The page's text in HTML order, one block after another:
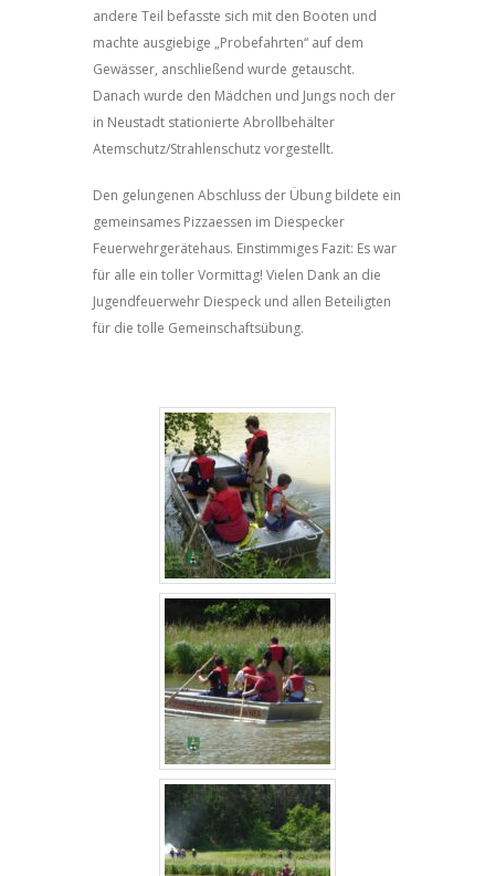
andere Teil befasste sich mit den Booten und
machte ausgiebige „Probefahrten“ auf dem
Gewässer, anschließend wurde getauscht.
Danach wurde den Mädchen und Jungs noch der
in Neustadt stationierte Abrollbehälter
Atemschutz/Strahlenschutz vorgestellt.
Den gelungenen Abschluss der Übung bildete ein
gemeinsames Pizzaessen im Diespecker
Feuerwehrgerätehaus. Einstimmiges Fazit: Es war
für alle ein toller Vormittag! Vielen Dank an die
Jugendfeuerwehr Diespeck und allen Beteiligten
für die tolle Gemeinschaftsübung.